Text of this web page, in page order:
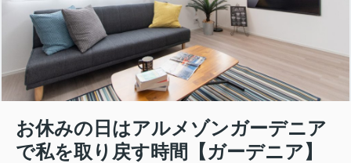
お休みの日はアルメゾンガーデニア
で私を取り戻す時間【ガーデニア】